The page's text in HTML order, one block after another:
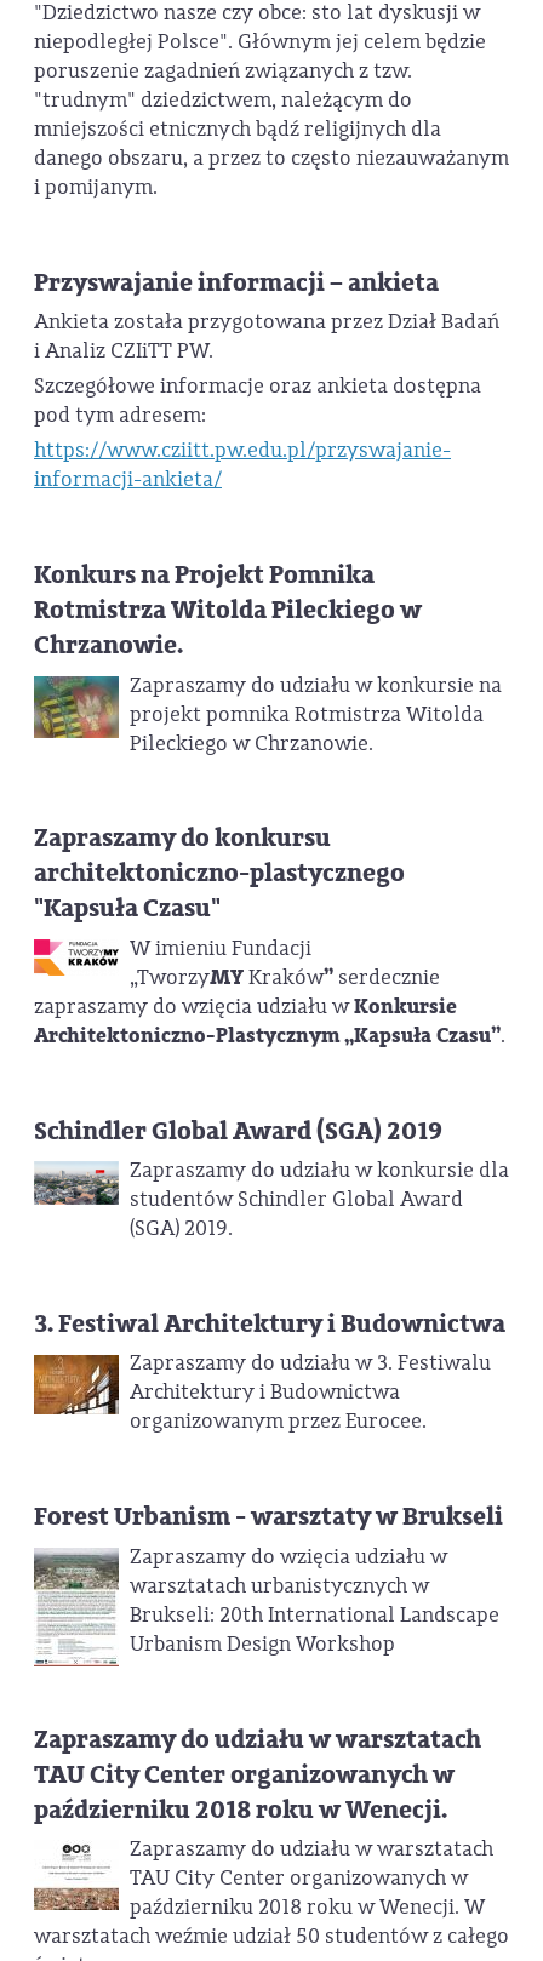
"Dziedzictwo nasze czy obce: sto lat dyskusji w
niepodległej Polsce". Głównym jej celem będzie
poruszenie zagadnień związanych z tzw.
"trudnym" dziedzictwem, należącym do
mniejszości etnicznych bądź religijnych dla
danego obszaru, a przez to często niezauważanym
i pomijanym.
Przyswajanie informacji – ankieta
Ankieta została przygotowana przez Dział Badań
i Analiz CZIiTT PW.
Szczegółowe informacje oraz ankieta dostępna
pod tym adresem:
https://www.cziitt.pw.edu.pl/przyswajanie-
informacji-ankieta/
Konkurs na Projekt Pomnika
Rotmistrza Witolda Pileckiego w
Chrzanowie.
Zapraszamy do udziału w konkursie na
projekt pomnika Rotmistrza Witolda
Pileckiego w Chrzanowie.
Zapraszamy do konkursu
architektoniczno-plastycznego
"Kapsuła Czasu"
W imieniu Fundacji
„TworzyMYKraków”serdecznie
zapraszamy do wzięcia udziału wKonkursie
Architektoniczno-Plastycznym „Kapsuła Czasu”.
Schindler Global Award (SGA) 2019
Zapraszamy do udziału w konkursie dla
studentów Schindler Global Award
(SGA) 2019.
3. Festiwal Architektury i Budownictwa
Zapraszamy do udziału w 3. Festiwalu
Architektury i Budownictwa
organizowanym przez Eurocee.
Forest Urbanism - warsztaty w Brukseli
Zapraszamy do wzięcia udziału w
warsztatach urbanistycznych w
Brukseli: 20th International Landscape
Urbanism Design Workshop
Zapraszamy do udziału w warsztatach
TAU City Center organizowanych w
październiku 2018 roku w Wenecji.
Zapraszamy do udziału w warsztatach
TAU City Center organizowanych w
październiku 2018 roku w Wenecji. W
warsztatach weźmie udział 50 studentów z całego